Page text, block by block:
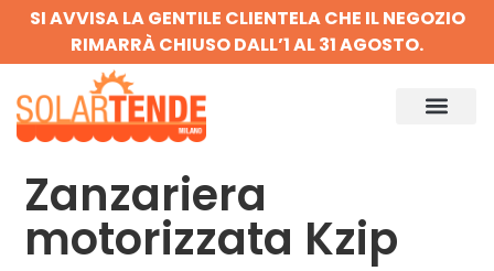
SI AVVISA LA GENTILE CLIENTELA CHE IL NEGOZIO
RIMARRÀ CHIUSO DALL’1 AL 31 AGOSTO.
Zanzariera
motorizzata Kzip